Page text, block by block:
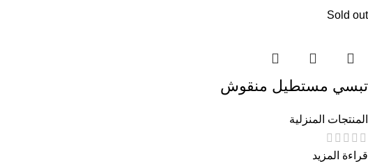
Sold out
تبسي مستطيل منقوش
المنتجات المنزلية
قراءة المزيد